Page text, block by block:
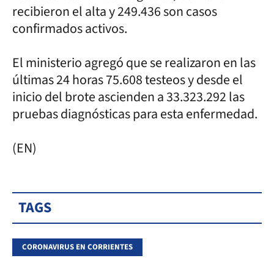
recibieron el alta y 249.436 son casos
confirmados activos.
El ministerio agregó que se realizaron en las
últimas 24 horas 75.608 testeos y desde el
inicio del brote ascienden a 33.323.292 las
pruebas diagnósticas para esta enfermedad.
(EN)
TAGS
CORONAVIRUS EN CORRIENTES